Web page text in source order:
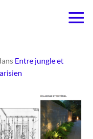
Entre jungle et